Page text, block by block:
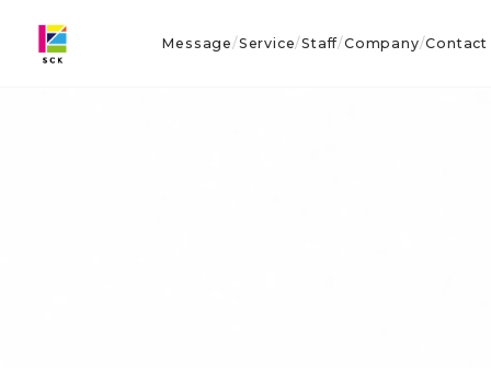
Message/Service/Staff/Company/Contact